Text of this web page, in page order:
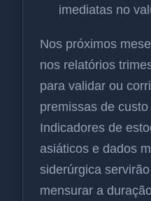
imediatas no
Nos próximos
nos relatórios
para validar ou
premissas de
Indicadores de
asiáticos e dados
siderúrgica
mensurar a